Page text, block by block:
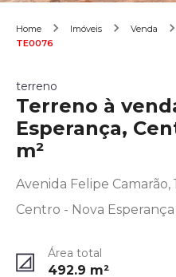
Home Imóveis Venda
TE0076
terreno
Terreno à
Esperança,
m²
Avenida Felipe Camarão,
Centro - Nova Esperança
Área total
492.9 m²